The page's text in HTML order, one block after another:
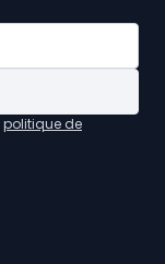
politique de